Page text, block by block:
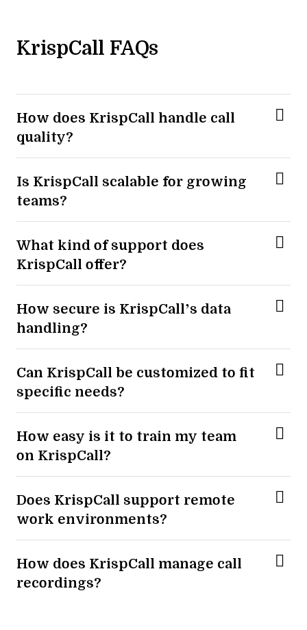
KrispCall FAQs
How does KrispCall handle call
quality?
Is KrispCall scalable for growing
teams?
What kind of support does
KrispCall offer?
How secure is KrispCall’s data
handling?
Can KrispCall be customized to fit
specific needs?
How easy is it to train my team
on KrispCall?
Does KrispCall support remote
work environments?
How does KrispCall manage call
recordings?